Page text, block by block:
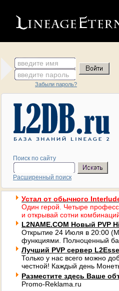
введите имя
введите пароль
Забыли пароль?
Поиск по сайту
Расширенный поиск
Устал от обычного
Один герой. Четыре
и открывай сотни
L2NAME.COM Новый PVP
Открытие 24 Июля в 20:00
функциями. Полноценный
Лучший PVP сервер
Только у нас всего можно
честной! Каждый день
Разместите здесь Ваше
Promo-Reklama.ru